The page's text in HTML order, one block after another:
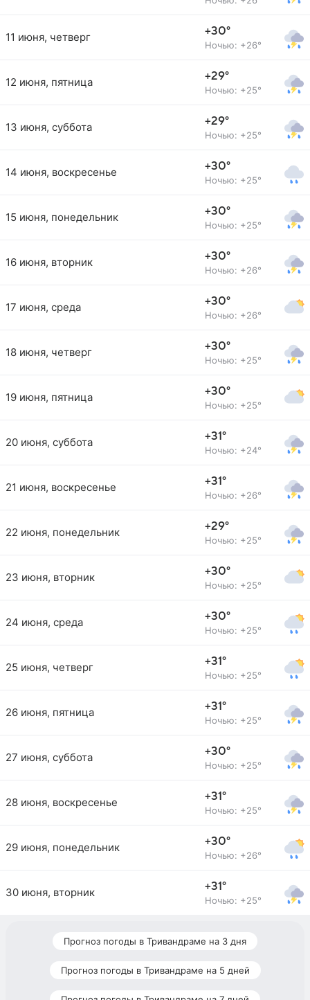
11 июня, четверг +30°
Ночью: +26°
12 июня, пятница +29°
Ночью: +25°
13 июня, суббота +29°
Ночью: +25°
14 июня, воскресенье +30°
Ночью: +25°
15 июня, понедельник +30°
Ночью: +25°
16 июня, вторник +30°
Ночью: +26°
17 июня, среда +30°
Ночью: +26°
18 июня, четверг +30°
Ночью: +25°
19 июня, пятница +30°
Ночью: +25°
20 июня, суббота +31°
Ночью: +24°
21 июня, воскресенье +31°
Ночью: +26°
22 июня, понедельник +29°
Ночью: +25°
23 июня, вторник +30°
Ночью: +25°
24 июня, среда +30°
Ночью: +25°
25 июня, четверг +31°
Ночью: +25°
26 июня, пятница +31°
Ночью: +25°
27 июня, суббота +30°
Ночью: +25°
28 июня, воскресенье +31°
Ночью: +25°
29 июня, понедельник +30°
Ночью: +26°
30 июня, вторник +31°
Ночью: +25°
Прогноз погоды в Тривандраме на 3 дня
Прогноз погоды в Тривандраме на 5 дней